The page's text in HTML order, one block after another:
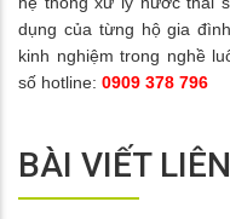
dụng của từng hộ gia
kinh nghiệm trong nghề
số hotline: 0909 378 796
BÀI VIẾT